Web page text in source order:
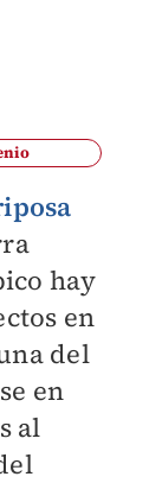
hay
en
del
en
al